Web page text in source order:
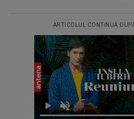
ARTICOLUL CONTINUĂ